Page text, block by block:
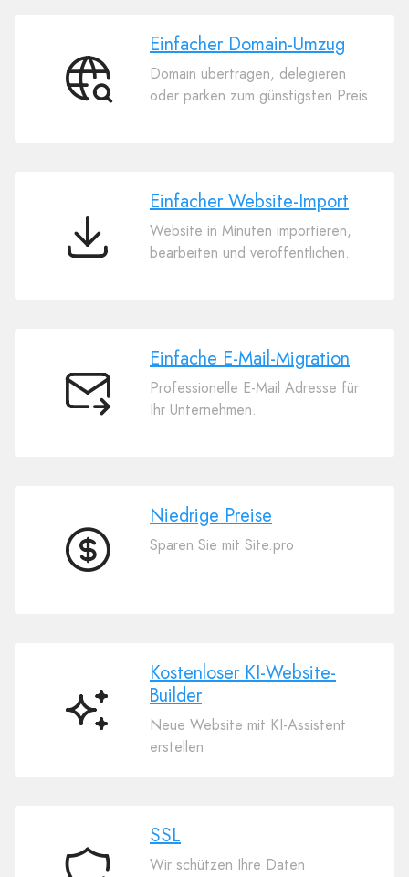
Einfacher
Domain-
Einfacher Domain-Umzug
Domain übertragen, delegieren
oder parken zum günstigsten Preis
Einfacher
Einfacher Website-Import
Website in Minuten importieren,
bearbeiten und veröffentlichen.
Einfache
Einfache E-Mail-Migration
Professionelle E-Mail Adresse für
Ihr Unternehmen.
Niedrige
Niedrige Preise
Sparen Sie mit Site.pro
Kostenloser
Kostenloser KI-Website-
Builder
Neue Website mit KI-Assistent
erstellen
SSL
Wir schützen Ihre Daten